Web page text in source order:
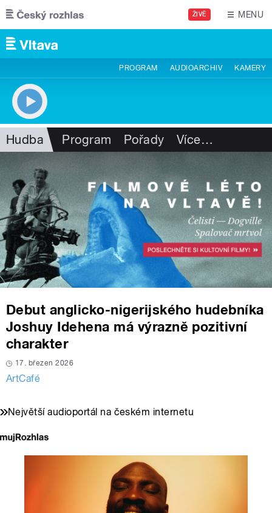
Přejít k hlavnímu obsahu
ŽIVĚ MENU
PROGRAM AUDIOARCHIV KAMERY
Hudba Program Pořady Více…
Debut anglicko-nigerijského hudebníka
Joshuy Idehena má výrazně pozitivní
charakter
17. březen 2026
ArtCafé
Největší audioportál na českém internetu